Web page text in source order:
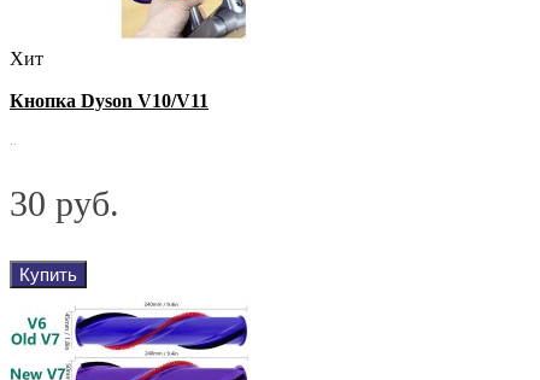
Хит
Кнопка Dyson V10/V11
30 руб.
Купить